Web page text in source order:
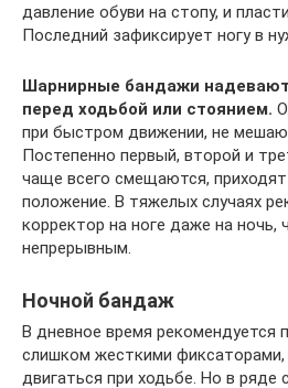
давление обуви на стопу, и
Последний зафиксирует ногу в
Шарнирные бандажи
перед ходьбой или стоянием.
при быстром движении, не
Постепенно первый, второй и
чаще всего смещаются, приходят
положение. В тяжелых случаях
корректор на ноге даже на ночь,
непрерывным.
Ночной бандаж
В дневное время рекомендуется
слишком жесткими
двигаться при ходьбе. Но в ряде